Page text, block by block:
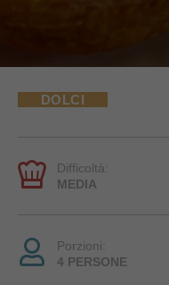
DOLCI
Difficoltà:
MEDIA
Porzioni:
4 PERSONE